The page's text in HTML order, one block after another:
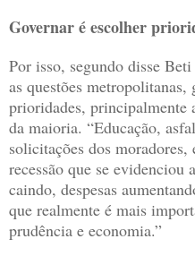
Governar é escolher
Por isso, segundo disse
as questões metropolitanas,
prioridades, principalmente
da maioria. “Educação,
solicitações dos
recessão que se
caindo, despesas
que realmente é mais
prudência e economia.”